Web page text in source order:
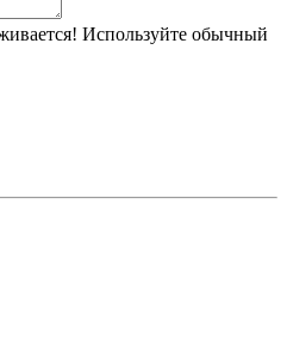
Используйте обычный